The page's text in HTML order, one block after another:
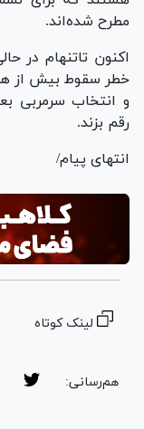
مطرح شده‌اند.
اکنون تاتنهام در
خطر سقوط بیش از هر
و انتخاب سرمربی
رقم بزند.
انتهای پیام/
لینک کوتاه
هم‌رسانی: